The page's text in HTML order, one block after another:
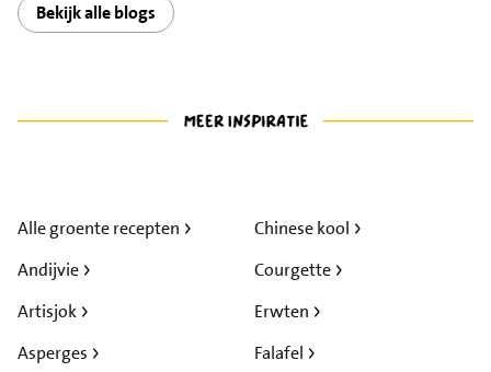
Bekijk alle blogs
Alle groente recepten
Andijvie
Artisjok
Asperges
Chinese kool
Courgette
Erwten
Falafel